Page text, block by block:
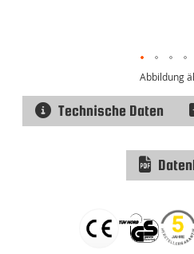
Abbildung
Technische Daten